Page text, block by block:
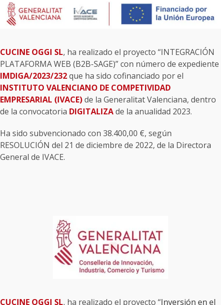
CUCINE OGGI SL, ha realizado el proyecto “INTEGRACIÓN
PLATAFORMA WEB (B2B-SAGE)” con número de expediente
IMDIGA/2023/232que ha sido cofinanciado por el
INSTITUTO VALENCIANO DE COMPETIVIDAD
EMPRESARIAL (IVACE)de la Generalitat Valenciana, dentro
de la convocatoria DIGITALIZAde la anualidad 2023.
Ha sido subvencionado con 38.400,00 €, según
RESOLUCIÓN del 21 de diciembre de 2022, de la Directora
General de IVACE.
CUCINE OGGI SL, ha realizado el proyecto “Inversión en el